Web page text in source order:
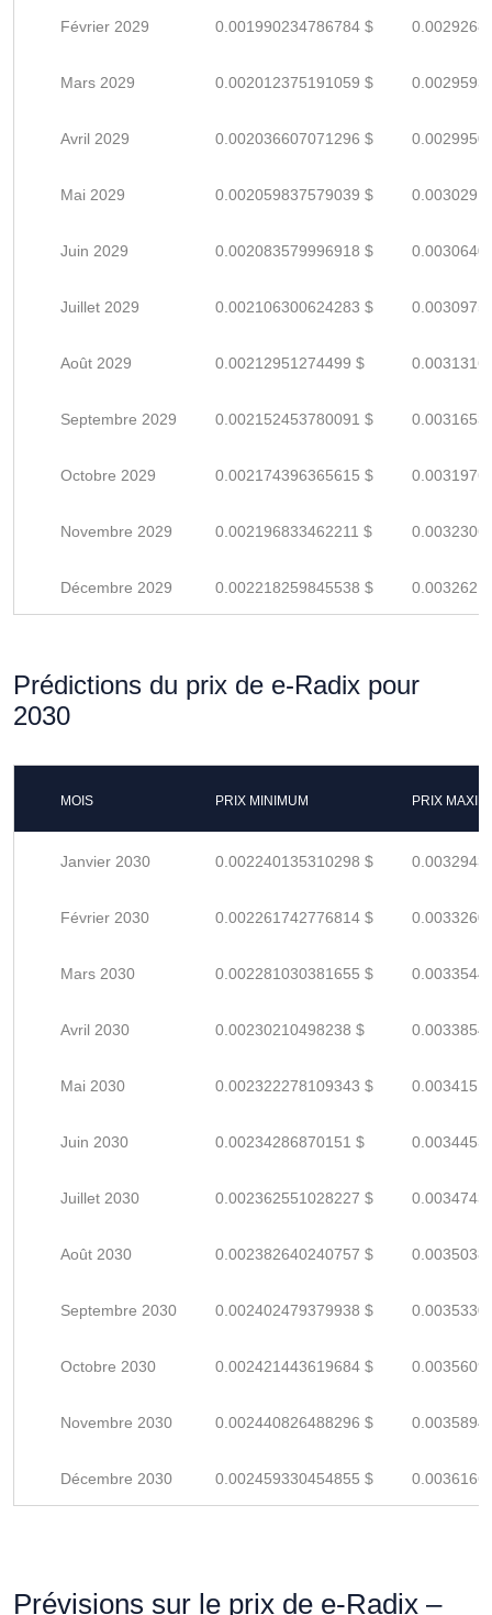
Février 2029 0.001990234786784 $
Mars 2029 0.002012375191059 $
Avril 2029 0.002036607071296 $
Mai 2029 0.002059837579039 $
Juin 2029 0.002083579996918 $
Juillet 2029 0.002106300624283 $
Août 2029 0.00212951274499 $
Septembre 2029 0.002152453780091 $
Octobre 2029 0.002174396365615 $
Novembre 2029 0.002196833462211 $
Décembre 2029 0.002218259845538 $
Prédictions du prix de e-Radix pour
2030
MOIS PRIX MINIMUM PRIX
Janvier 2030 0.002240135310298 $
Février 2030 0.002261742776814 $
Mars 2030 0.002281030381655 $
Avril 2030 0.00230210498238 $
Mai 2030 0.002322278109343 $
Juin 2030 0.00234286870151 $
Juillet 2030 0.002362551028227 $
Août 2030 0.002382640240757 $
Septembre 2030 0.002402479379938 $
Octobre 2030 0.002421443619684 $
Novembre 2030 0.002440826488296 $
Décembre 2030 0.002459330454855 $
Prévisions sur le prix de e-Radix –